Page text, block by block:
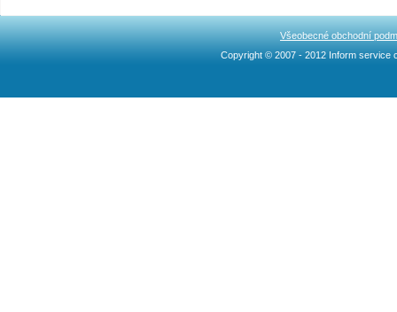
Všeobecné obchodní
Copyright © 2007 - 2012 Inform service